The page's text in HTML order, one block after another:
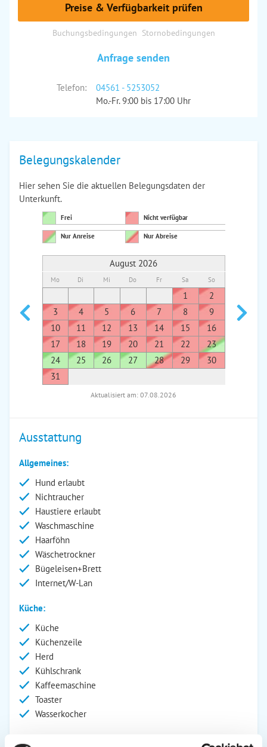
Preise & Verfügbarkeit prüfen
Buchungsbedingungen Stornobedingungen
Anfrage senden
Telefon:
04561 - 5253052
Mo.-Fr. 9:00 bis 17:00 Uhr
Belegungskalender
Hier sehen Sie die aktuellen Belegungsdaten der
Unterkunft.
Frei Nicht verfügbar
Nur Anreise Nur Abreise
August 2026
Mo Di Mi Do Fr Sa So
1
2
3
4 5 6 7 8
9
10
11 12 13 14 15
16
17
18 19 20 21 22
23
24
25 26 27 28 29
30
31
7
Aktualisiert am: 07.08.2026
Ausstattung
Allgemeines:
Hund erlaubt
Nichtraucher
Haustiere erlaubt
Waschmaschine
Haarföhn
Wäschetrockner
Bügeleisen+Brett
Internet/W-Lan
Küche:
Küche
Küchenzeile
Herd
Kühlschrank
Kaffeemaschine
Toaster
Wasserkocher